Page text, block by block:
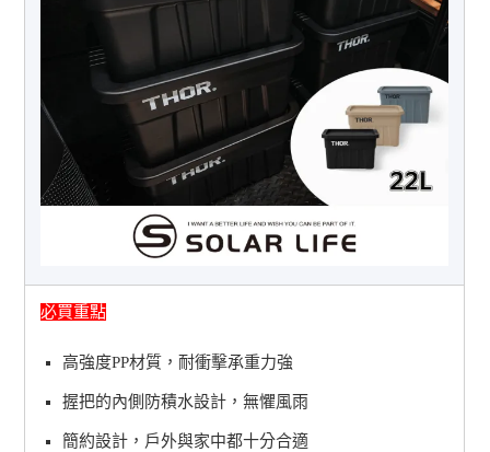
必買重點
高強度PP材質，耐衝擊承重力強
握把的內側防積水設計，無懼風雨
簡約設計，戶外與家中都十分合適